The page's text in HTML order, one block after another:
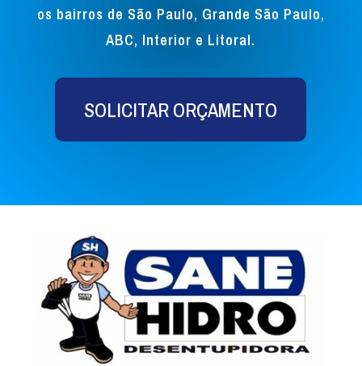
os bairros de São Paulo, Grande São Paulo,
ABC, Interior e Litoral.
SOLICITAR ORÇAMENTO